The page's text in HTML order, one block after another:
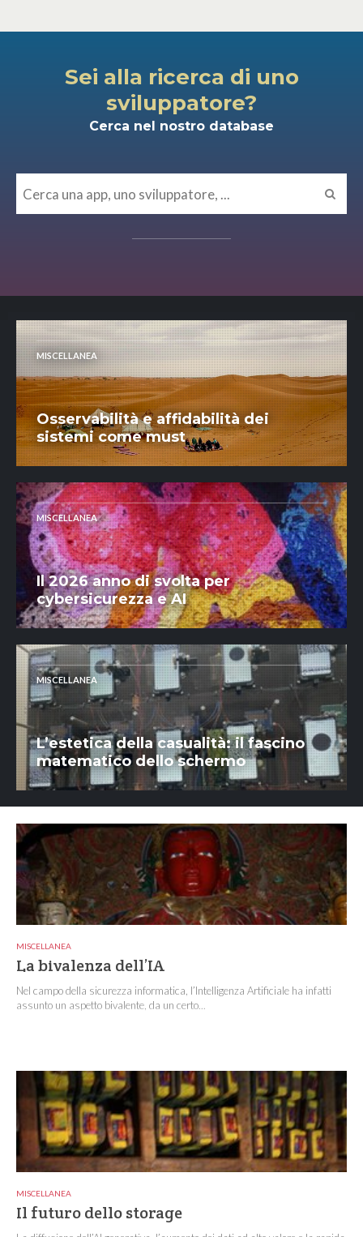
Sei alla ricerca di uno
sviluppatore?
Cerca nel nostro database
MISCELLANEA
Osservabilità e affidabilità dei
sistemi come must
MISCELLANEA
Il 2026 anno di svolta per
cybersicurezza e AI
MISCELLANEA
L’estetica della casualità: il fascino
matematico dello schermo
MISCELLANEA
La bivalenza dell’IA
Nel campo della sicurezza informatica, l’Intelligenza Artificiale ha infatti
assunto un aspetto bivalente, da un certo...
MISCELLANEA
Il futuro dello storage